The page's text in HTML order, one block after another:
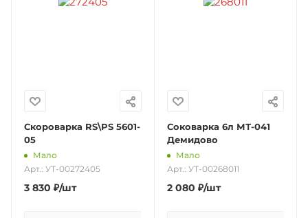
Скороварка RS\PS 5601-
05
Мало
Арт.: УТ-00272405
3 830 ₽/шт
Соковарка 6л МТ-041
Демидово
Мало
Арт.: УТ-00268011
2 080 ₽/шт